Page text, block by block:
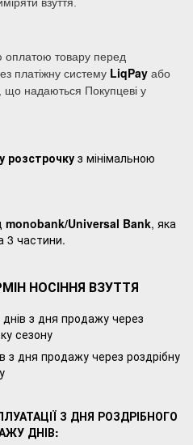
оплатою товару перед
платіжну систему LiqPay або
, що надаються Покупцеві у
у розстрочку з мінімальною
monobank/Universal Bank, яка
3 частини.
НОСІННЯ ВЗУТТЯ
з дня продажу через
сезону
з дня продажу через роздрібну
З ДНЯ РОЗДРІБНОГО
ДНІВ: